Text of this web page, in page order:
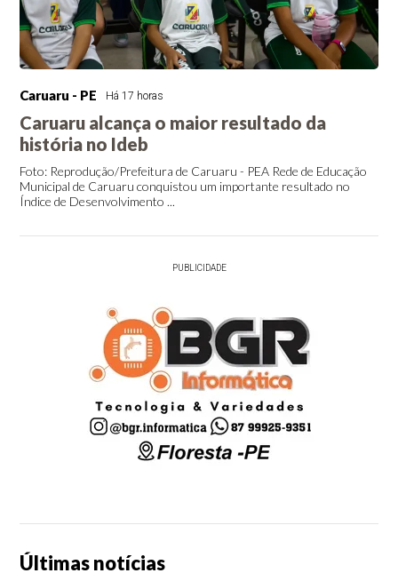
Caruaru - PE Há 17 horas
Caruaru alcança o maior resultado da
história no Ideb
Foto: Reprodução/Prefeitura de Caruaru - PEA Rede de Educação
Municipal de Caruaru conquistou um importante resultado no
Índice de Desenvolvimento ...
PUBLICIDADE
Últimas notícias